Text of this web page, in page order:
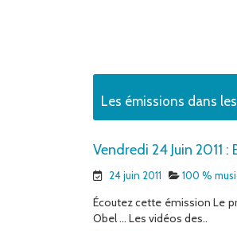
Les émissions dans
Vendredi 24 Juin 2011
24 juin 2011 100 %
Écoutez cette émission Le
Obel … Les vidéos des..